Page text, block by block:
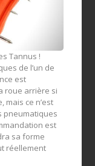
Tannus !
de l’un de
est
roue arrière si
ce n’est
pneumatiques
est
sa forme
réellement